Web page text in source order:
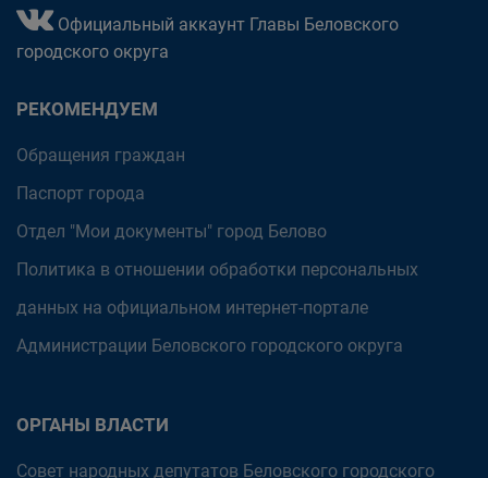
Официальный аккаунт Главы Беловского
городского округа
РЕКОМЕНДУЕМ
Обращения граждан
Паспорт города
Отдел "Мои документы" город Белово
Политика в отношении обработки персональных
данных на официальном интернет-портале
Администрации Беловского городского округа
ОРГАНЫ ВЛАСТИ
Совет народных депутатов Беловского городского